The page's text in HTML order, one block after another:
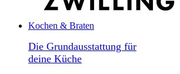
Kochen & Braten
Die Grundausstattung für
deine Küche